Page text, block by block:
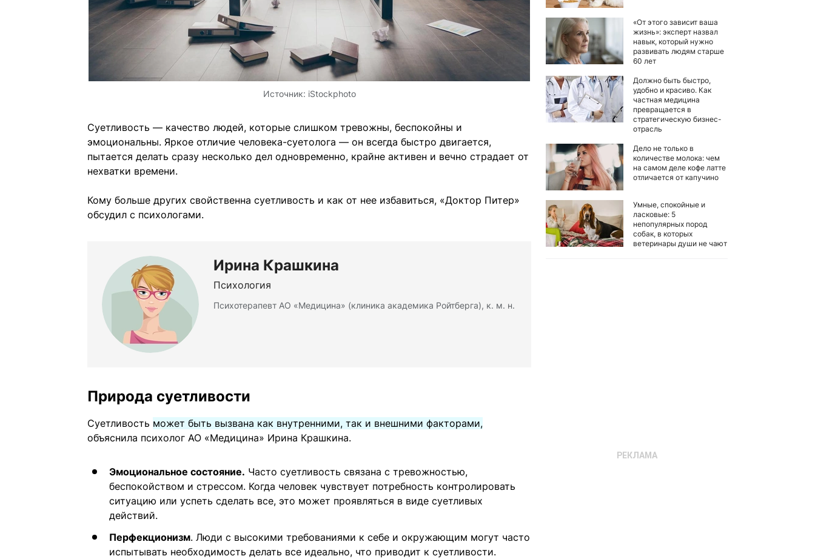
Источник: iStockphoto
Суетливость — качество людей, которые слишком тревожны, беспокойны и
эмоциональны. Яркое отличие человека-суетолога — он всегда быстро двигается,
пытается делать сразу несколько дел одновременно, крайне активен и вечно страдает от
нехватки времени.
Кому больше других свойственна суетливость и как от нее избавиться, «Доктор Питер»
обсудил с психологами.
Ирина Крашкина
Психология
Психотерапевт АО «Медицина» (клиника академика Ройтберга), к. м. н.
Природа суетливости
Суетливость может быть вызвана как внутренними, так и внешними факторами,
объяснила психолог АО «Медицина» Ирина Крашкина.
Эмоциональное состояние. Часто суетливость связана с тревожностью,
беспокойством и стрессом. Когда человек чувствует потребность контролировать
ситуацию или успеть сделать все, это может проявляться в виде суетливых
действий.
Перфекционизм. Люди с высокими требованиями к себе и окружающим могут часто
испытывать необходимость делать все идеально, что приводит к суетливости.
«От этого зависит ваша
жизнь»: эксперт назвал
навык, который нужно
развивать людям старше
60 лет
Должно быть быстро,
удобно и красиво. Как
частная медицина
превращается в
стратегическую бизнес-
отрасль
Дело не только в
количестве молока: чем
на самом деле кофе латте
отличается от капучино
Умные, спокойные и
ласковые: 5
непопулярных пород
собак, в которых
ветеринары души не чают